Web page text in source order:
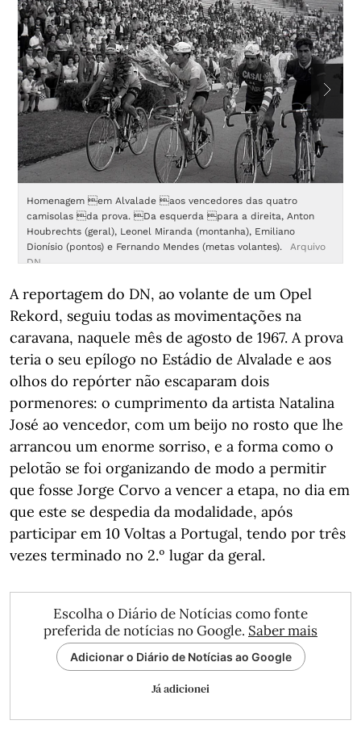
Homenagem em Alvalade aos vencedores das quatro
camisolas da prova. Da esquerda para a direita, Anton
Houbrechts (geral), Leonel Miranda (montanha), Emiliano
Dionísio (pontos) e Fernando Mendes (metas volantes).
Arquivo
DN
A reportagem do DN, ao volante de um Opel
Rekord, seguiu todas as movimentações na
caravana, naquele mês de agosto de 1967. A prova
teria o seu epílogo no Estádio de Alvalade e aos
olhos do repórter não escaparam dois
pormenores: o cumprimento da artista Natalina
José ao vencedor, com um beijo no rosto que lhe
arrancou um enorme sorriso, e a forma como o
pelotão se foi organizando de modo a permitir
que fosse Jorge Corvo a vencer a etapa, no dia em
que este se despedia da modalidade, após
participar em 10 Voltas a Portugal, tendo por três
vezes terminado no 2.º lugar da geral.
Escolha o Diário de Notícias como fonte
preferida de notícias no Google. Saber mais
Adicionar o Diário de Notícias ao Google
Já adicionei